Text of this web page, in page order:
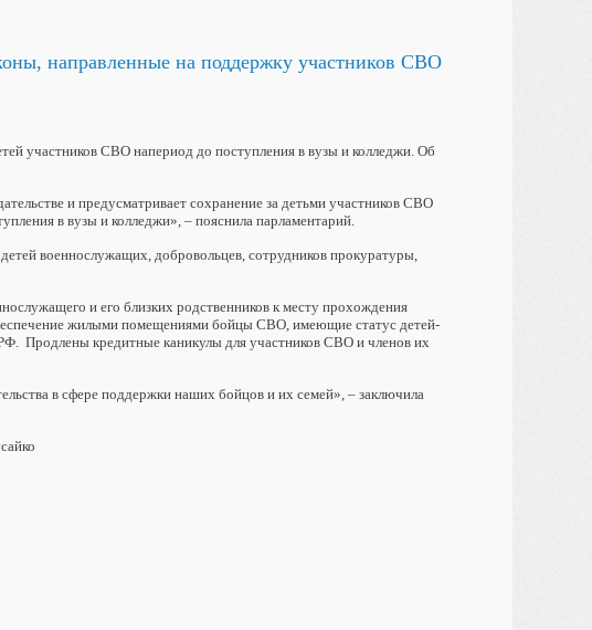
направленные на поддержку участников СВО
участников СВО напериод до поступления в вузы и колледжи. Об
и предусматривает сохранение за детьми участников СВО
в вузы и колледжи», – пояснила парламентарий.
военнослужащих, добровольцев, сотрудников прокуратуры,
и его близких родственников к месту прохождения
жилыми помещениями бойцы СВО, имеющие статус детей-
Продлены кредитные каникулы для участников СВО и членов их
в сфере поддержки наших бойцов и их семей», – заключила